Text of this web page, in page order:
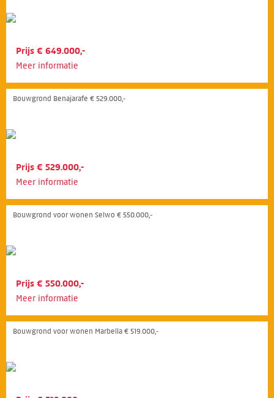
Prijs € 649.000,-
Meer informatie
Bouwgrond Benajarafe € 529.000,-
Prijs € 529.000,-
Meer informatie
Bouwgrond voor wonen Selwo € 550.000,-
Prijs € 550.000,-
Meer informatie
Bouwgrond voor wonen Marbella € 519.000,-